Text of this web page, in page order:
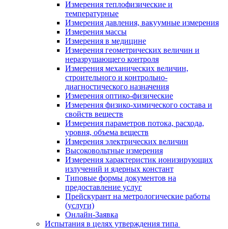
Измерения теплофизические и
температурные
Измерения давления, вакуумные измерения
Измерения массы
Измерения в медицине
Измерения геометрических величин и
неразрушающего контроля
Измерения механических величин,
строительного и контрольно-
диагностического назначения
Измерения оптико-физические
Измерения физико-химического состава и
свойств веществ
Измерения параметров потока, расхода,
уровня, объема веществ
Измерения электрических величин
Высоковольтные измерения
Измерения характеристик ионизирующих
излучений и ядерных констант
Типовые формы документов на
предоставление услуг
Прейскурант на метрологические работы
(услуги)
Онлайн-Заявка
Испытания в целях утверждения типа